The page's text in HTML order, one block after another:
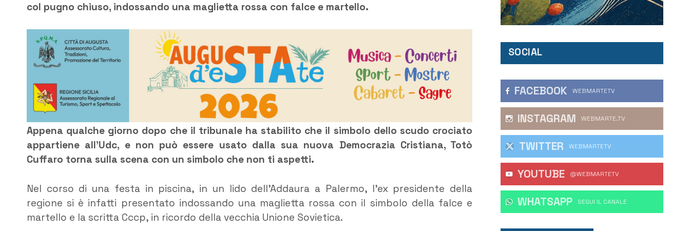
col pugno chiuso, indossando una maglietta rossa con falce e martello.
Appena qualche giorno dopo che il tribunale ha stabilito che il simbolo dello scudo crociato
appartiene all’Udc, e non può essere usato dalla sua nuova Democrazia Cristiana, Totò
Cuffaro torna sulla scena con un simbolo che non ti aspetti.
Nel corso di una festa in piscina, in un lido dell’Addaura a Palermo, l’ex presidente della
regione si è infatti presentato indossando una maglietta rossa con il simbolo della falce e
martello e la scritta Cccp, in ricordo della vecchia Unione Sovietica.
SOCIAL
FACEBOOK WEBMARTETV
INSTAGRAM WEBMARTE.TV
TWITTER WEBMARTETV
YOUTUBE @WEBMARTETV
WHATSAPP ‎SEGUI IL CANALE